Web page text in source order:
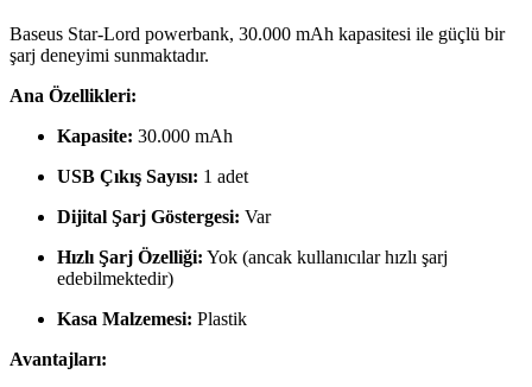
Baseus Star-Lord powerbank, 30.000 mAh kapasitesi ile güçlü bir
şarj deneyimi sunmaktadır.
Ana Özellikleri:
Kapasite: 30.000 mAh
USB Çıkış Sayısı: 1 adet
Dijital Şarj Göstergesi: Var
Hızlı Şarj Özelliği: Yok (ancak kullanıcılar hızlı şarj
edebilmektedir)
Kasa Malzemesi: Plastik
Avantajları: